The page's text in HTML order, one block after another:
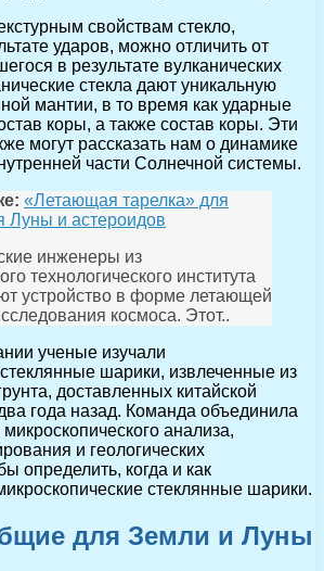
свойствам стекло,
ударов, можно отличить от
в результате вулканических
стекла дают уникальную
мантии, в то время как ударные
коры, а также состав коры. Эти
могут рассказать нам о динамике
части Солнечной системы.
«Летающая тарелка» для
Луны и астероидов
инженеры из
технологического института
устройство в форме летающей
космоса. Этот..
ученые изучали
шарики, извлеченные из
доставленных китайской
года назад. Команда объединила
анализа,
и геологических
определить, когда и как
стеклянные шарики.
для Земли и Луны